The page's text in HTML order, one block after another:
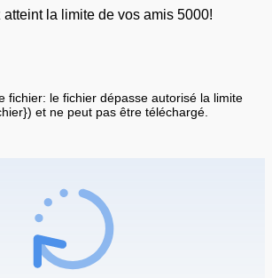
atteint la limite de vos amis 5000!
fichier: le fichier dépasse autorisé la limite
et ne peut pas être téléchargé.